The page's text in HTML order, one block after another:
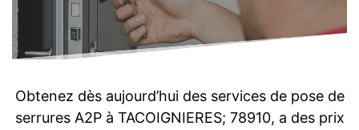
Obtenez dès aujourd’hui des services de pose de
serrures A2P à TACOIGNIERES; 78910, a des prix